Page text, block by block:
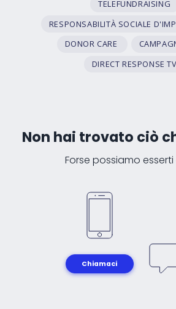
TELEFUNDRAISING
RESPONSABILITÀ SOCIALE
DONOR CARE
DIRECT RESPONSE TV
Non hai trovato ciò
Forse possiamo esserti
Chiamaci